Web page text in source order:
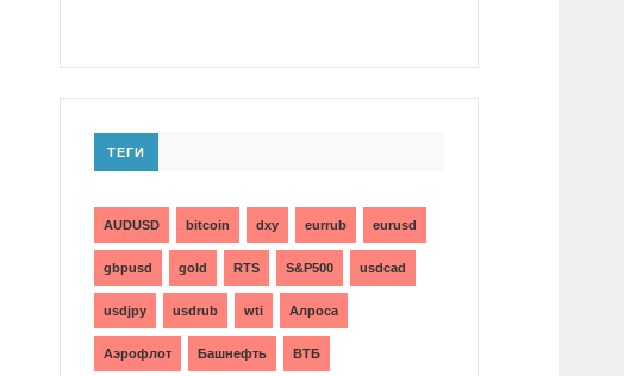
ТЕГИ
AUDUSD bitcoin dxy eurrub eurusd
gbpusd gold RTS S&P500 usdcad
usdjpy usdrub wti Алроса
Аэрофлот Башнефть ВТБ